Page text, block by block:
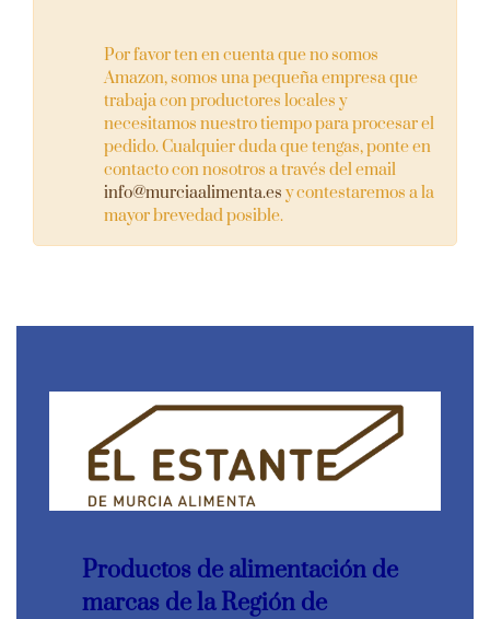
Por favor ten en cuenta que no somos
Amazon, somos una pequeña empresa que
trabaja con productores locales y
necesitamos nuestro tiempo para procesar el
pedido. Cualquier duda que tengas, ponte en
contacto con nosotros a través del email
info@murciaalimenta.es y contestaremos a la
mayor brevedad posible.
Productos de alimentación de
marcas de la Región de